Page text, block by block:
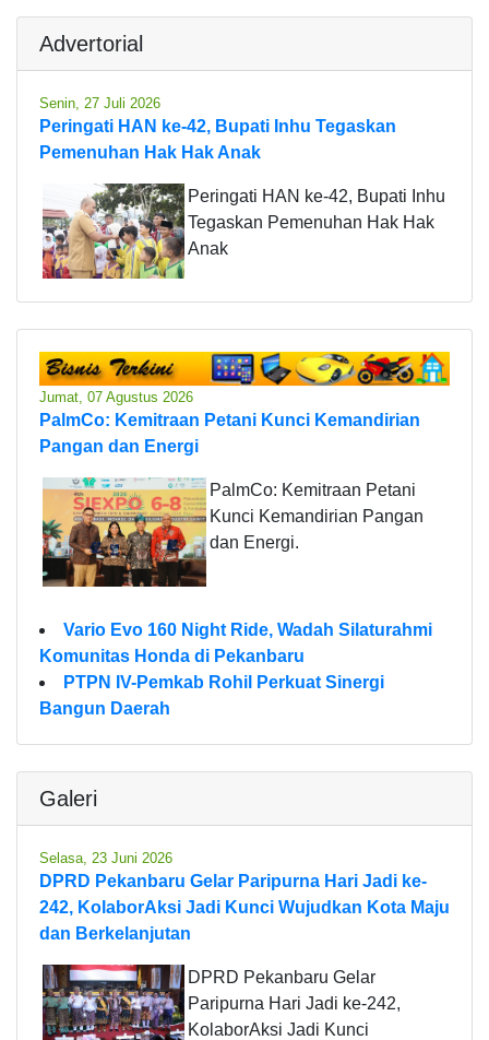
Advertorial
Senin, 27 Juli 2026
Peringati HAN ke-42, Bupati Inhu Tegaskan
Pemenuhan Hak Hak Anak
Peringati HAN ke-42, Bupati Inhu
Tegaskan Pemenuhan Hak Hak
Anak
Jumat, 07 Agustus 2026
PalmCo: Kemitraan Petani Kunci Kemandirian
Pangan dan Energi
PalmCo: Kemitraan Petani
Kunci Kemandirian Pangan
dan Energi.
Vario Evo 160 Night Ride, Wadah Silaturahmi
Komunitas Honda di Pekanbaru
PTPN IV-Pemkab Rohil Perkuat Sinergi
Bangun Daerah
Galeri
Selasa, 23 Juni 2026
DPRD Pekanbaru Gelar Paripurna Hari Jadi ke-
242, KolaborAksi Jadi Kunci Wujudkan Kota Maju
dan Berkelanjutan
DPRD Pekanbaru Gelar
Paripurna Hari Jadi ke-242,
KolaborAksi Jadi Kunci